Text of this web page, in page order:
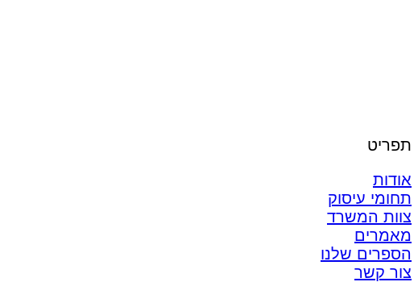
תפריט
אודות
תחומי עיסוק
צוות המשרד
מאמרים
הספרים שלנו
צור קשר